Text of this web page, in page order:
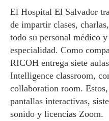
El Hospital El Salvador
de impartir clases,
todo su personal médico
especialidad. Como
RICOH entrega siete
Intelligence classroom,
collaboration room.
pantallas interactivas,
sonido y licencias Zoom.